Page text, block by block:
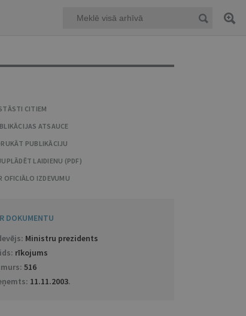
CITIEM
ATSAUCE
PUBLIKĀCIJU
LAIDIENU (PDF)
OFICIĀLO IZDEVUMU
DOKUMENTU
Ministru prezidents
rīkojums
516
11.11.2003.